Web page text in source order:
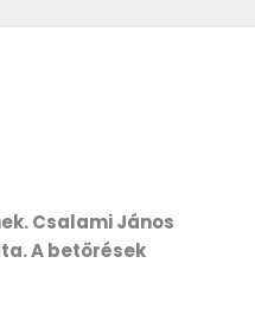
Csalami János
A betörések